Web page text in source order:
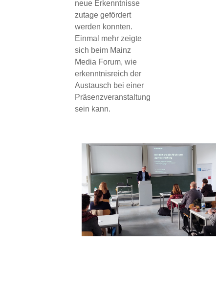
neue Erkenntnisse
zutage gefördert
werden konnten.
Einmal mehr zeigte
sich beim Mainz
Media Forum, wie
erkenntnisreich der
Austausch bei einer
Präsenzveranstaltung
sein kann.